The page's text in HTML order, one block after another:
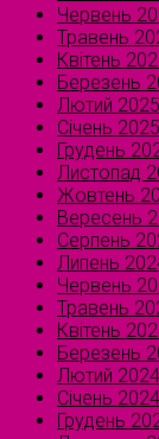
Червень
Травень
Квітень
Березень
Лютий 2025
Січень 2025
Грудень
Листопад
Жовтень
Вересень
Серпень
Липень
Червень
Травень
Квітень
Березень
Лютий 2024
Січень 2024
Грудень